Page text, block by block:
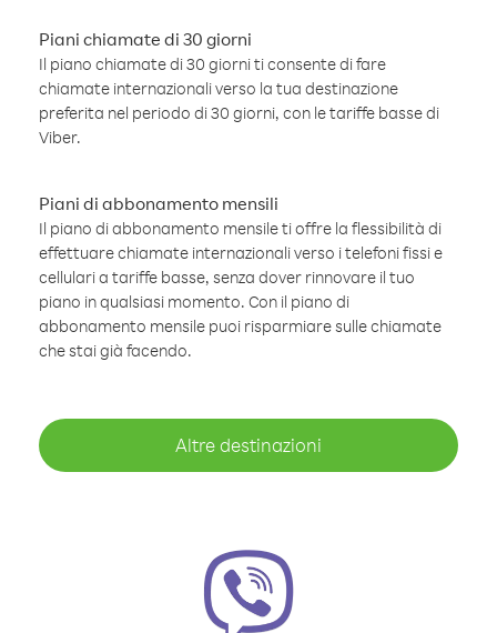
Piani chiamate di 30 giorni
Il piano chiamate di 30 giorni ti consente di fare
chiamate internazionali verso la tua destinazione
preferita nel periodo di 30 giorni, con le tariffe basse di
Viber.
Piani di abbonamento mensili
Il piano di abbonamento mensile ti offre la flessibilità di
effettuare chiamate internazionali verso i telefoni fissi e
cellulari a tariffe basse, senza dover rinnovare il tuo
piano in qualsiasi momento. Con il piano di
abbonamento mensile puoi risparmiare sulle chiamate
che stai già facendo.
Altre destinazioni